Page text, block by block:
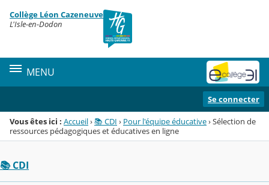
Menu de la rubrique
Contenu
Collège Léon Cazeneuve
L'Isle-en-Dodon
MENU
Se connecter
Vous êtes ici : Accueil›📚 CDI › Pour l'équipe éducative›Sélection de
ressources pédagogiques et éducatives en ligne
📚 CDI